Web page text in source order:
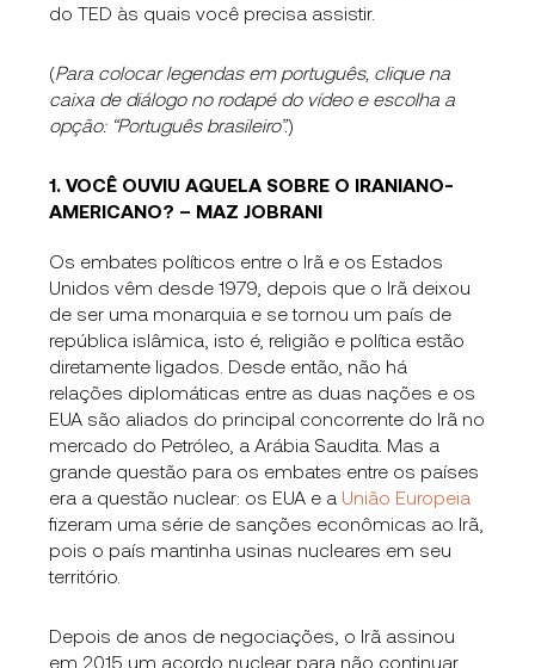
do TED às quais você precisa assistir.
(Para colocar legendas em português, clique na
caixa de diálogo no rodapé do vídeo e escolha a
opção: “Português brasileiro”.)
1. VOCÊ OUVIU AQUELA SOBRE O IRANIANO-
AMERICANO? – MAZ JOBRANI
Os embates políticos entre o Irã e os Estados
Unidos vêm desde 1979, depois que o Irã deixou
de ser uma monarquia e se tornou um país de
república islâmica, isto é, religião e política estão
diretamente ligados. Desde então, não há
relações diplomáticas entre as duas nações e os
EUA são aliados do principal concorrente do Irã no
mercado do Petróleo, a Arábia Saudita. Mas a
grande questão para os embates entre os países
era a questão nuclear: os EUA e a União Europeia
fizeram uma série de sanções econômicas ao Irã,
pois o país mantinha usinas nucleares em seu
território.
Depois de anos de negociações, o Irã assinou
em 2015 um acordo nuclear para não continuar